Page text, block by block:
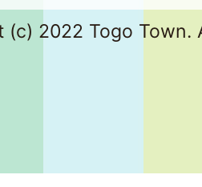
(c) 2022 Togo Town.